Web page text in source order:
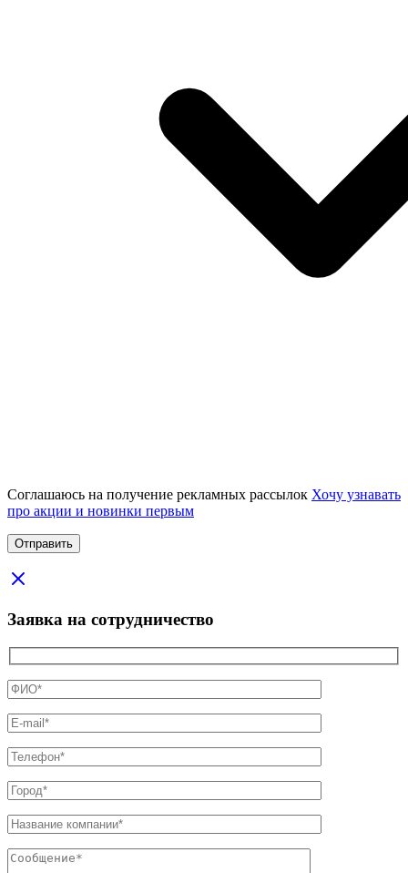
Соглашаюсь на получение рекламных рассылок Хочу узнавать
про акции и новинки первым
Заявка на сотрудничество